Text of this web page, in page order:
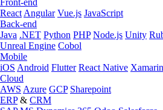
Front-end
React Angular Vue.js JavaScript
Back-end
Java .NET Python PHP Node.js Unity
Unreal Engine Cobol
Mobile
iOS Android Flutter React Native Xamarin
Cloud
AWS Azure GCP Sharepoint
ERP& CRM